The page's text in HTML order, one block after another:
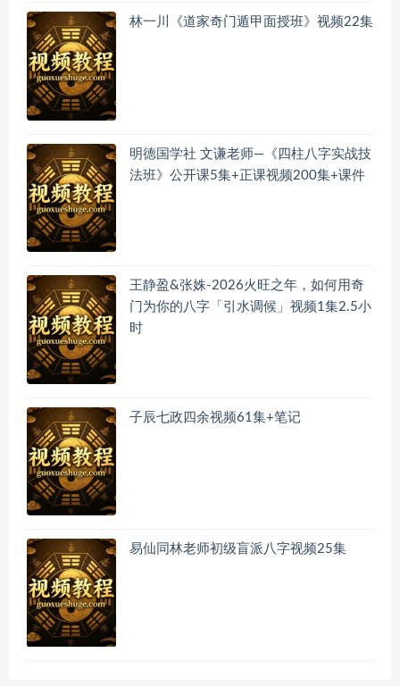
林一川《道家奇门遁甲面授班》视频22集
明德国学社 文谦老师—《四柱八字实战技
法班》公开课5集+正课视频200集+课件
王静盈&张姝-2026火旺之年，如何用奇
门为你的八字「引水调候」视频1集2.5小
时
子辰七政四余视频61集+笔记
易仙同林老师初级盲派八字视频25集